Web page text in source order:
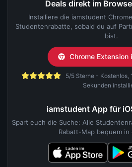
Deals direkt im
Installiere die iamstudent
Studentenrabatte, sobald du auf
bist.
Chrome Extension
5/5 Sterne - Kostenlos,
Sekunden
iamstudent App für
Spart euch die Suche: Alle
Rabatt-Map bequem in